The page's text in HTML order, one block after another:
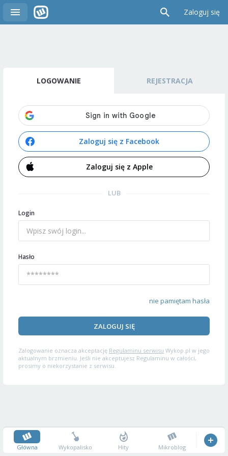
Zaloguj się
LOGOWANIE REJESTRACJA
Zaloguj się z Facebook
Zaloguj się z Apple
LUB
Login
Hasło
nie pamiętam hasła
ZALOGUJ SIĘ
Zalogowanie oznacza akceptację Regulaminu serwisu Wykop.pl w jego
aktualnym brzmieniu. Jeśli nie akceptujesz Regulaminu w całości,
prosimy o niekorzystanie z serwisu.
Główna Wykopalisko Hity Mikroblog